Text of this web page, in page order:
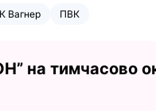
Вагнер ПВК
на тимчасово